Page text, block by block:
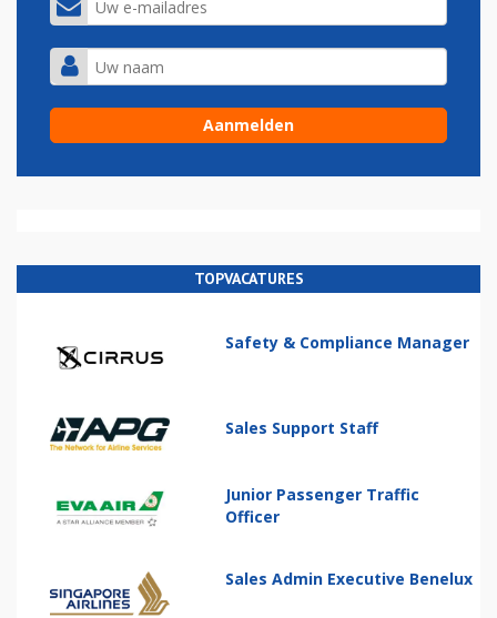
TOPVACATURES
Safety & Compliance Manager
Sales Support Staff
Junior Passenger Traffic
Officer
Sales Admin Executive Benelux